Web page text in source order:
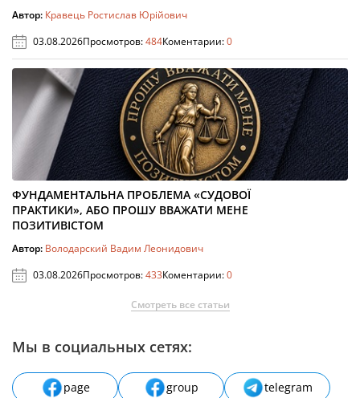
Автор: Кравець Ростислав Юрійович
03.08.2026Просмотров:484Коментарии:0
ФУНДАМЕНТАЛЬНА ПРОБЛЕМА «СУДОВОЇ
ПРАКТИКИ», АБО ПРОШУ ВВАЖАТИ МЕНЕ
ПОЗИТИВІСТОМ
Автор: Володарский Вадим Леонидович
03.08.2026Просмотров:433Коментарии:0
Смотреть все статьи
Мы в социальных сетях:
page group
telegram